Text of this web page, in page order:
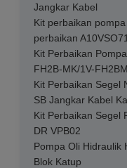
Jangkar Kabel
Kit perbaikan
perbaikan
Kit Perbaikan
FH2B-MK/1V-
Kit Perbaikan Segel
SB Jangkar Kabel
Kit Perbaikan Segel
DR VPB02
Pompa Oli Hidraulik
Blok Katup